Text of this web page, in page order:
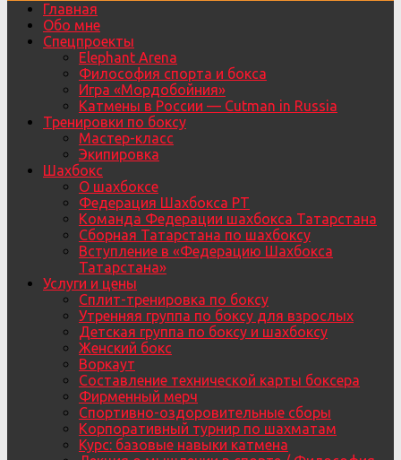
Главная
Обо мне
Спецпроекты
Elephant Arena
Философия спорта и бокса
Игра «Мордобойния»
Катмены в России — Cutman in Russia
Тренировки по боксу
Мастер-класс
Экипировка
Шахбокс
О шахбоксе
Федерация Шахбокса РТ
Команда Федерации шахбокса Татарстана
Сборная Татарстана по шахбоксу
Вступление в «Федерацию Шахбокса
Татарстана»
Услуги и цены
Сплит-тренировка по боксу
Утренняя группа по боксу для взрослых
Детская группа по боксу и шахбоксу
Женский бокс
Воркаут
Составление технической карты боксера
Фирменный мерч
Спортивно-оздоровительные сборы
Корпоративный турнир по шахматам
Курс: базовые навыки катмена